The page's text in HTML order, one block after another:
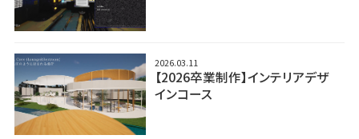
2026.03.11
【2026卒業制作】インテリアデザ
インコース